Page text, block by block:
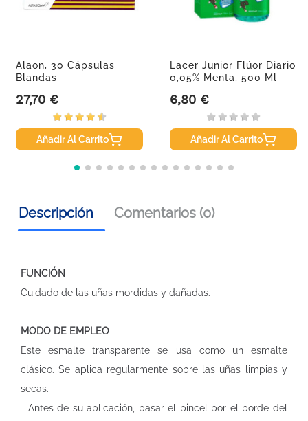
Alaon, 30 Cápsulas
Blandas
Precio
27,70 €
Añadir Al Carrito
Lacer Junior Flúor Diario
0,05% Menta, 500 Ml
Precio
6,80 €
Añadir Al Carrito
Descripción Comentarios (0)
FUNCIÓN
Cuidado de las uñas mordidas y dañadas.
MODO DE EMPLEO
Este esmalte transparente se usa como un esmalte
clásico. Se aplica regularmente sobre las uñas limpias y
secas.
¨ Antes de su aplicación, pasar el pincel por el borde del